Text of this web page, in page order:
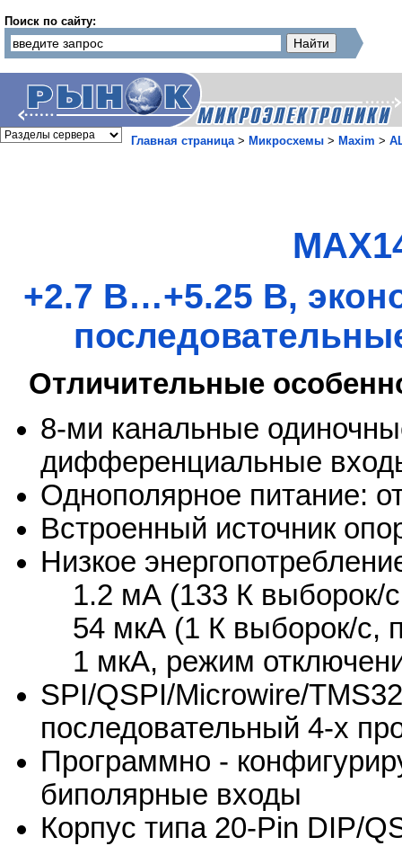
Поиск по сайту:
Главная страница> Микросхемы > Maxim >
+2.7 В…+5.25 В,
Отличительные
8-ми канальные
дифференциальные
Однополярное питание:
Встроенный источник
Низкое
1.2 мА (133 К выборок/
54 мкА (1 К выборок/с,
1 мкА, режим
SPI/QSPI/Microwire/
последовательный 4-х
Программно -
биполярные входы
Корпус типа 20-Pin DIP/